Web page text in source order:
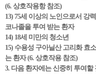
(6. 상호작용항 참조)
13) 75세 이상의 노인으로서 강
코나졸을 투여 받는 환자
14) 18세 미만의 청소년
15) 수용성 구아닐산 고리화 효
는 환자 (6. 상호작용 참조)
3. 다음 환자에는 신중히 투여할